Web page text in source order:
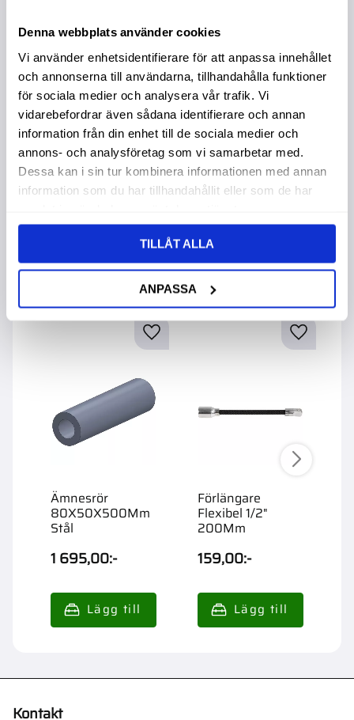
Denna webbplats använder cookies
Vi använder enhetsidentifierare för att anpassa innehållet
och annonserna till användarna, tillhandahålla funktioner
för sociala medier och analysera vår trafik. Vi
vidarebefordrar även sådana identifierare och annan
information från din enhet till de sociala medier och
annons- och analysföretag som vi samarbetar med.
Dessa kan i sin tur kombinera informationen med annan
information som du har tillhandahållit eller som de har
TILLÅT ALLA
ANPASSA
Gas Svetsning
Tråd H44 3,0 X
500Mm 16St
379,00:-
Gas Svetsning
Tråd H44 2,0 X
500Mm 25St
369,00:-
Andra köpte även
Ämnesrör
80X50X500Mm
Stål
1 695,00:-
Förlängare
Flexibel 1/2"
200Mm
159,00:-
Kontakt